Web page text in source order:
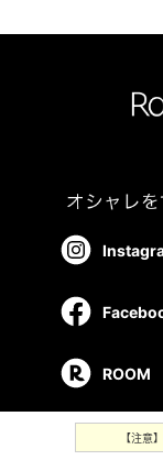
ROOM
【注意